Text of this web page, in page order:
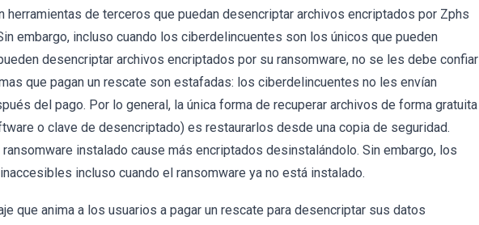
herramientas de terceros que puedan desencriptar archivos encriptados por Zphs
embargo, incluso cuando los ciberdelincuentes son los únicos que pueden
desencriptar archivos encriptados por su ransomware, no se les debe confiar
que pagan un rescate son estafadas: los ciberdelincuentes no les envían
del pago. Por lo general, la única forma de recuperar archivos de forma gratuita
o clave de desencriptado) es restaurarlos desde una copia de seguridad.
instalado cause más encriptados desinstalándolo. Sin embargo, los
incluso cuando el ransomware ya no está instalado.
que anima a los usuarios a pagar un rescate para desencriptar sus datos